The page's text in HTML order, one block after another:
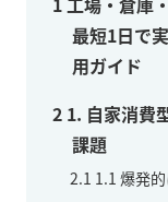
最短1日で
用ガイド
2 1. 自家消費
課題
2.1 1.1 爆発